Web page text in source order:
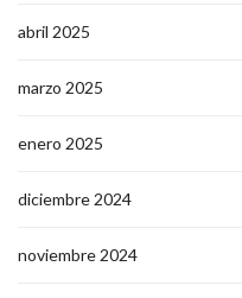
abril 2025
marzo 2025
enero 2025
diciembre 2024
noviembre 2024